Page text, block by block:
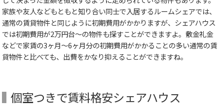
家族や友人などもともと知り合い同士で入居するルームシェアでは、
通常の賃貸物件と同じように初期費用がかかりますが、シェアハウス
では初期費用が2万円台～の物件も探すことができますよ。敷金礼金
などで家賃の3ヶ月～6ヶ月分の初期費用がかかることの多い通常の賃
貸物件と比べても、出費をかなり抑えることができますね。
個室つきで賃料格安シェアハウス